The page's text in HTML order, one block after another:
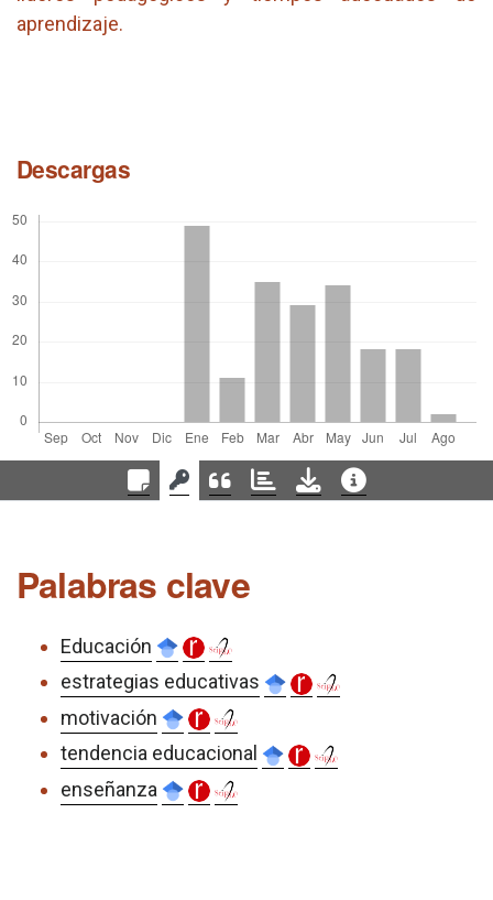
aprendizaje.
Descargas
Palabras clave
Educación
estrategias educativas
motivación
tendencia educacional
enseñanza